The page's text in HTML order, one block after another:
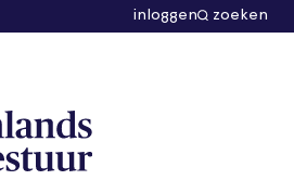
inloggen zoeken